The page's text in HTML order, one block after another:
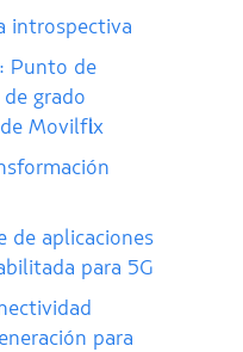
introspectiva
Punto de
grado
Movilflix
de aplicaciones
para 5G
para